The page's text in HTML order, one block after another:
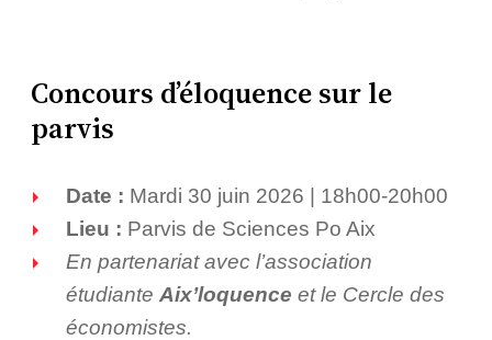
Concours d’éloquence sur le
parvis
Date : Mardi 30 juin 2026 | 18h00-20h00
Lieu : Parvis de Sciences Po Aix
En partenariat avec l’association
étudiante Aix’loquence et le Cercle des
économistes.